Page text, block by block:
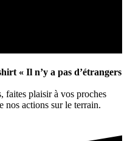
« Il n’y a pas d’étrangers
faites plaisir à vos proches
nos actions sur le terrain.